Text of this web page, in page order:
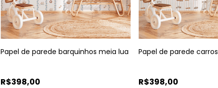
Papel de parede barquinhos meia lua
R$398,00
Papel de parede carros
R$398,00